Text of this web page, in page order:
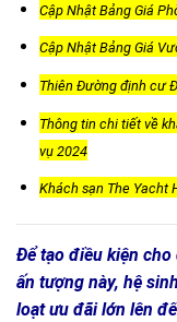
Cập Nhật Bảng Giá
Cập Nhật Bảng Giá
Thiên Đường định cư
Thông tin chi tiết về
vụ 2024
Khách sạn The Yacht
Để tạo điều kiện
ấn tượng này, hệ
loạt ưu đãi lớn lên